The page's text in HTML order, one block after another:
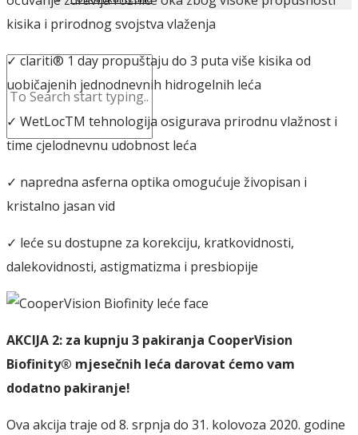
kisika i prirodnog svojstva vlaženja
✓ clariti® 1 day propuštaju do 3 puta više kisika od
uobičajenih jednodnevnih hidrogelnih leća
✓ WetLocTM tehnologija osigurava prirodnu vlažnost i
time cjelodnevnu udobnost leća
✓ napredna asferna optika omogućuje živopisan i
kristalno jasan vid
✓ leće su dostupne za korekciju, kratkovidnosti,
dalekovidnosti, astigmatizma i presbiopije
AKCIJA 2: za kupnju 3 pakiranja CooperVision
Biofinity® mjesečnih leća darovat ćemo vam
dodatno pakiranje!
Ova akcija traje od 8. srpnja do 31. kolovoza 2020. godine